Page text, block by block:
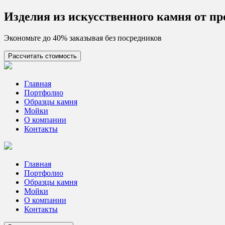
Skip
to
Изделия из искусcтвенного камня от
Экономьте до 40% заказывая без посредников
Рассчитать стоимость
Цех камня
Столешницы из искусственного камня
Главная
Портфолио
Образцы камня
Мойки
О компании
Контакты
Главная
Портфолио
Образцы камня
Мойки
О компании
Контакты